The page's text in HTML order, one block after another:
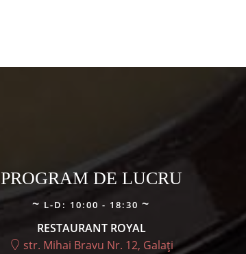
PROGRAM DE LUCRU
L-D: 10:00 - 18:30
RESTAURANT ROYAL
str. Mihai Bravu Nr. 12, Galați